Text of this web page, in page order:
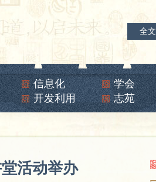
全文
信息化 学会
开发利用 志苑
活动举办